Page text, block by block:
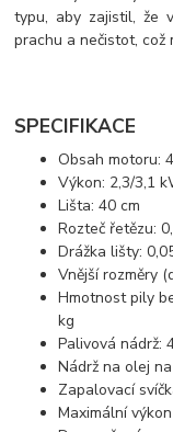
typu, aby zajistil, že
prachu a nečistot, což
SPECIFIKACE
Obsah motoru:
Výkon: 2,3/3,1
Lišta: 40 cm
Rozteč řetězu:
Drážka lišty:
Vnější rozměry
Hmotnost pily
kg
Palivová nádrž:
Nádrž na olej
Zapalovací
Maximální